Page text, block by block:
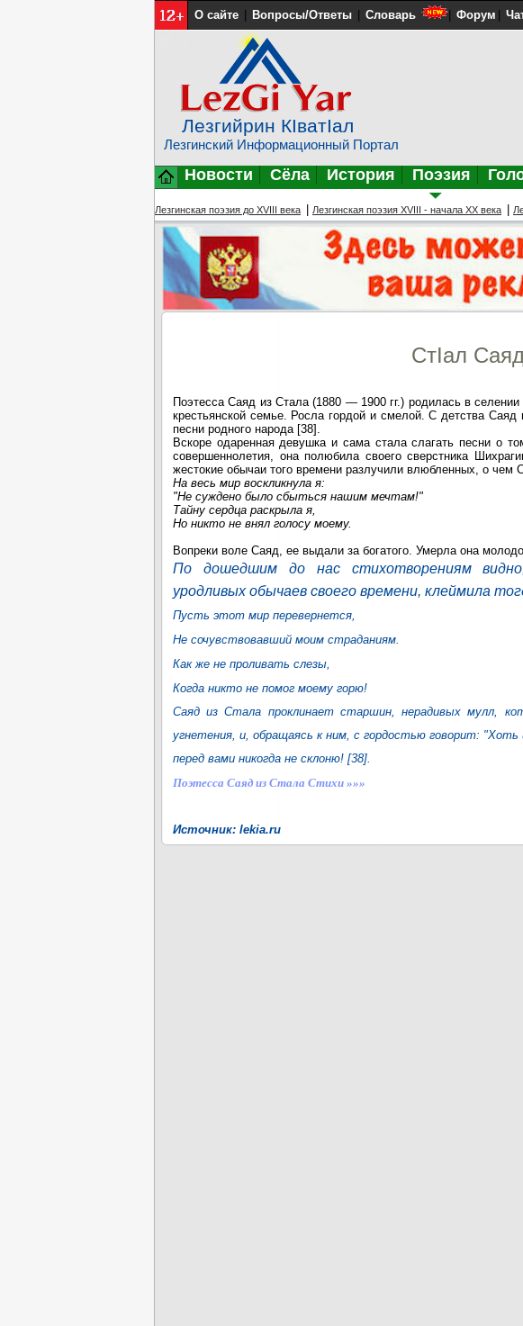
О сайте Вопросы/Ответы Словарь Форум
Лезгийрин КIватIал
Лезгинский Информационный Портал
Новости Сёла История Поэзия
Лезгинская поэзия до XVIII века Лезгинская поэзия XVIII - начала XX века
СтIал
Поэтесса Саяд из Стала (1880 — 1900 гг.) родилась в
крестьянской семье. Росла гордой и смелой. С детства
песни родного народа [38].
Вскоре одаренная девушка и сама стала слагать песни о
совершеннолетия, она полюбила своего сверстника
жестокие обычаи того времени разлучили влюбленных, о чем
На весь мир воскликнула я:
"Не суждено было сбыться нашим мечтам!"
Тайну сердца раскрыла я,
Но никто не внял голосу моему.
Вопреки воле Саяд, ее выдали за богатого. Умерла она
По дошедшим до нас стихотворениям
уродливых обычаев своего времени, клеймила
Пусть этот мир перевернется,
Не сочувствовавший моим страданиям.
Как же не проливать слезы,
Когда никто не помог моему горю!
Саяд из Стала проклинает старшин, нерадивых мулл,
угнетения, и, обращаясь к ним, с гордостью говорит: "Хоть
перед вами никогда не склоню! [38].
Поэтесса Саяд из Стала Стихи »»»
Источник: lekia.ru